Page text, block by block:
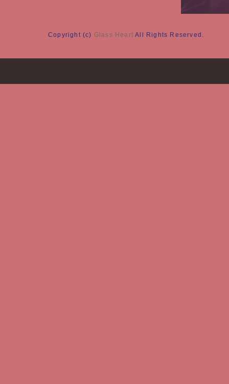
Copyright (c) Glass Heart All Rights Reserved.